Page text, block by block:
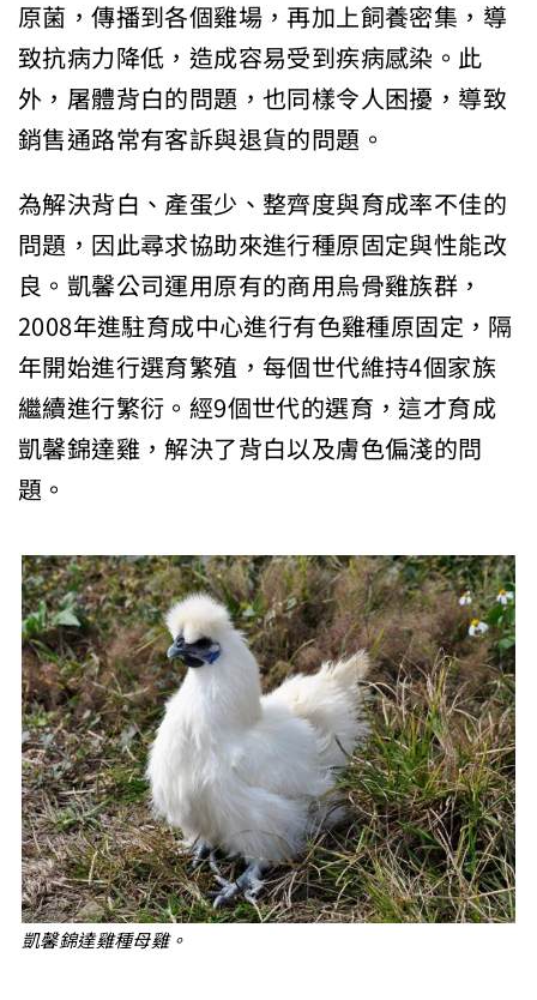
原菌，傳播到各個雞場，再加上飼養密集，導
致抗病力降低，造成容易受到疾病感染。此
外，屠體背白的問題，也同樣令人困擾，導致
銷售通路常有客訴與退貨的問題。
為解決背白、產蛋少、整齊度與育成率不佳的
問題，因此尋求協助來進行種原固定與性能改
良。凱馨公司運用原有的商用烏骨雞族群，
2008年進駐育成中心進行有色雞種原固定，隔
年開始進行選育繁殖，每個世代維持4個家族
繼續進行繁衍。經9個世代的選育，這才育成
凱馨錦達雞，解決了背白以及膚色偏淺的問
題。
凱馨錦達雞種母雞。